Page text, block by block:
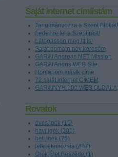
Saját internet címlistám
Tanulmányozza a Szent Bibliát!
Fedezze fel a Szentírást!
Látogasson meg itt is!
Saját domain név keresőm
GARAI Andreas NET Mission
GARAI Andris WEB Site
Honlapom másik címe
72 saját internet CÍMEM
GARAINYH 100 WEB OLDALA
Rovatok
éves.igék (15)
havi.igék (201)
heti.igék (75)
lelki.elemózsia (487)
Örök.Élet.Beszéde (1)